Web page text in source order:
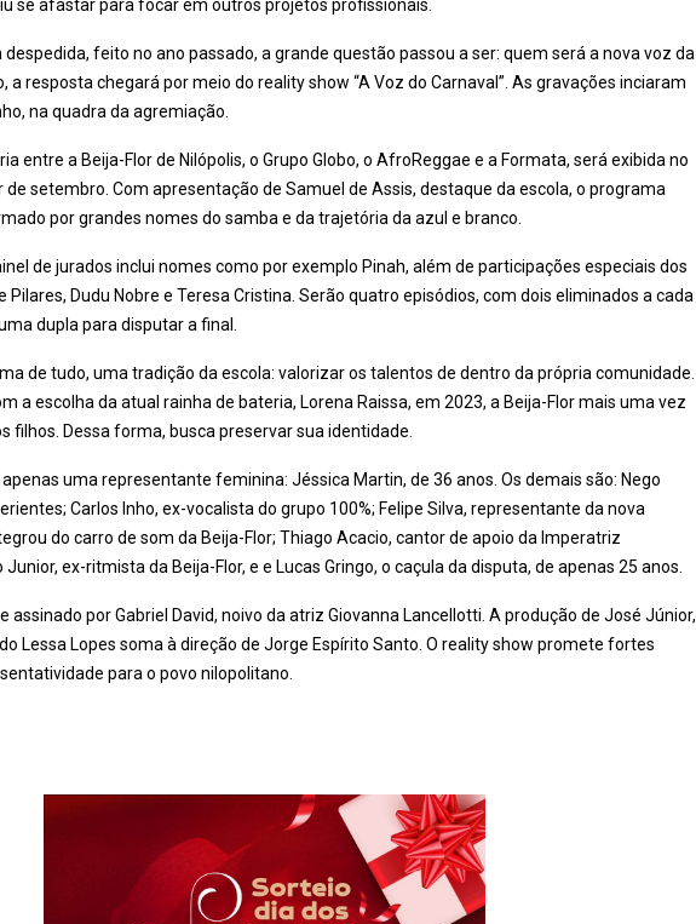
se afastar para focar em outros projetos profissionais.
despedida, feito no ano passado, a grande questão passou a ser: quem será a nova voz da
a resposta chegará por meio do reality show “A Voz do Carnaval”. As gravações inciaram
na quadra da agremiação.
entre a Beija-Flor de Nilópolis, o Grupo Globo, o AfroReggae e a Formata, será exibida no
setembro. Com apresentação de Samuel de Assis, destaque da escola, o programa
por grandes nomes do samba e da trajetória da azul e branco.
de jurados inclui nomes como por exemplo Pinah, além de participações especiais dos
Pilares, Dudu Nobre e Teresa Cristina. Serão quatro episódios, com dois eliminados a cada
dupla para disputar a final.
de tudo, uma tradição da escola: valorizar os talentos de dentro da própria comunidade.
a escolha da atual rainha de bateria, Lorena Raissa, em 2023, a Beija-Flor mais uma vez
filhos. Dessa forma, busca preservar sua identidade.
uma representante feminina: Jéssica Martin, de 36 anos. Os demais são: Nego
Carlos Inho, ex-vocalista do grupo 100%; Felipe Silva, representante da nova
do carro de som da Beija-Flor; Thiago Acacio, cantor de apoio da Imperatriz
Junior, ex-ritmista da Beija-Flor, e e Lucas Gringo, o caçula da disputa, de apenas 25 anos.
assinado por Gabriel David, noivo da atriz Giovanna Lancellotti. A produção de José Júnior,
Lessa Lopes soma à direção de Jorge Espírito Santo. O reality show promete fortes
para o povo nilopolitano.